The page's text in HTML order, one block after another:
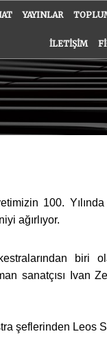
YAYINLAR
İLETIŞIM
100.
ağırlıyor.
biri
sanatçısı Ivan
şeflerinden Leos